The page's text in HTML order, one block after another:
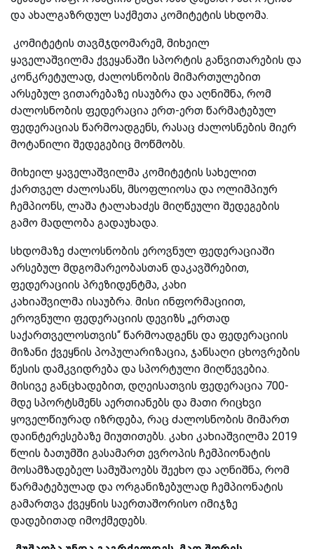
და ახალგაზრდულ საქმეთა კომიტეტის სხდომა.
კომიტეტის თავმჯდომარემ, მიხეილ
ყაველაშვილმა ქვეყანაში სპორტის განვითარების და
კონკრეტულად, ძალოსნობის მიმართულებით
არსებულ ვითარებაზე ისაუბრა და აღნიშნა, რომ
ძალოსნობის ფედერაცია ერთ-ერთ წარმატებულ
ფედერაციას წარმოადგენს, რასაც ძალოსნების მიერ
მოტანილი შედეგებიც მოწმობს.
მიხეილ ყაველაშვილმა კომიტეტის სახელით
ქართველ ძალოსანს, მსოფლიოსა და ოლიმპიურ
ჩემპიონს, ლაშა ტალახაძეს მიღწეული შედეგების
გამო მადლობა გადაუხადა.
სხდომაზე ძალოსნობის ეროვნულ ფედერაციაში
არსებულ მდგომარეობასთან დაკავშრებით,
ფედერაციის პრეზიდენტმა, კახი
კახიაშვილმა ისაუბრა. მისი ინფორმაციით,
ეროვნული ფედერაციის დევიზს „ერთად
საქართველოსთვის“ წარმოადგენს და ფედერაციის
მიზანი ქვეყნის პოპულარიზაცია, ჯანსაღი ცხოვრების
წესის დამკვიდრება და სპორტული მიღწევებია.
მისივე განცხადებით, დღეისათვის ფედერაცია 700-
მდე სპორტსმენს აერთიანებს და მათი რიცხვი
ყოველწიურად იზრდება, რაც ძალოსნობის მიმართ
დაინტერესებაზე მიუთითებს. კახი კახიაშვილმა 2019
წლის ბათუმში გასამართ ევროპის ჩემპიონატის
მოსამზადებელ სამუშაოებს შეეხო და აღნიშნა, რომ
წარმატებულად და ორგანიზებულად ჩემპიონატის
გამართვა ქვეყნის საერთაშორისო იმიჯზე
დადებითად იმოქმედებს.